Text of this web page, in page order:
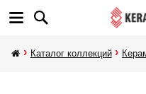
Каталог коллекций